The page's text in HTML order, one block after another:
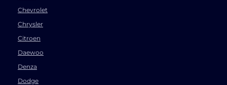
Chevrolet
Chrysler
Citroen
Daewoo
Denza
Dodge